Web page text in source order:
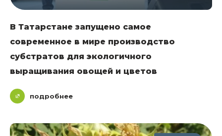
В Татарстане запущено самое
современное в мире производство
субстратов для экологичного
выращивания овощей и цветов
подробнее